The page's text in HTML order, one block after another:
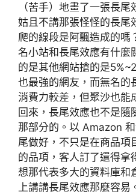
（苦手）地畫了一張長
姑且不講那張怪怪的長尾
爬的線段是阿飄造成的嗎
名小站和長尾效應有什麼
的是其他網站搶的是
也最強的網友，而無名的
消費力較差，但聚沙也能
回來，長尾效應也不是隨
那部分的。以 Amazon
尾做好，不只是在商品項
的品項，客人訂了還得拿
想那代表多大的資料庫和
上講講長尾效應那麼容